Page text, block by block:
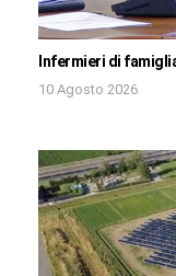
Infermieri di
10 Agosto 2026